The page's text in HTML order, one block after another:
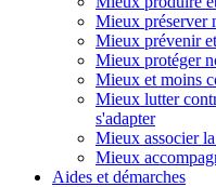
Mieux préserver
Mieux prévenir
Mieux protéger
Mieux et moins
Mieux lutter
s'adapter
Mieux associer
Mieux
Aides et démarches